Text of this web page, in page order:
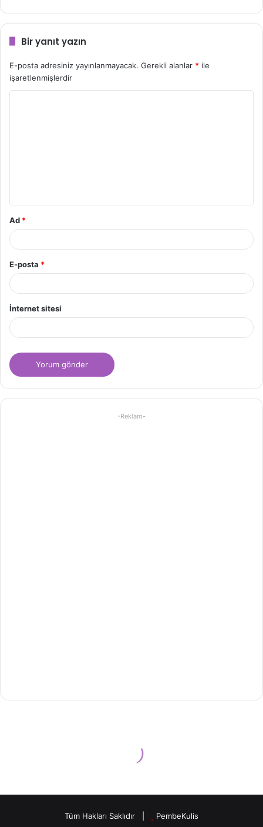
Bir yanıt yazın
E-posta adresiniz yayınlanmayacak. Gerekli alanlar * ile
işaretlenmişlerdir
Ad *
E-posta *
İnternet sitesi
-Reklam-
Tüm Hakları Saklıdır PembeKulis